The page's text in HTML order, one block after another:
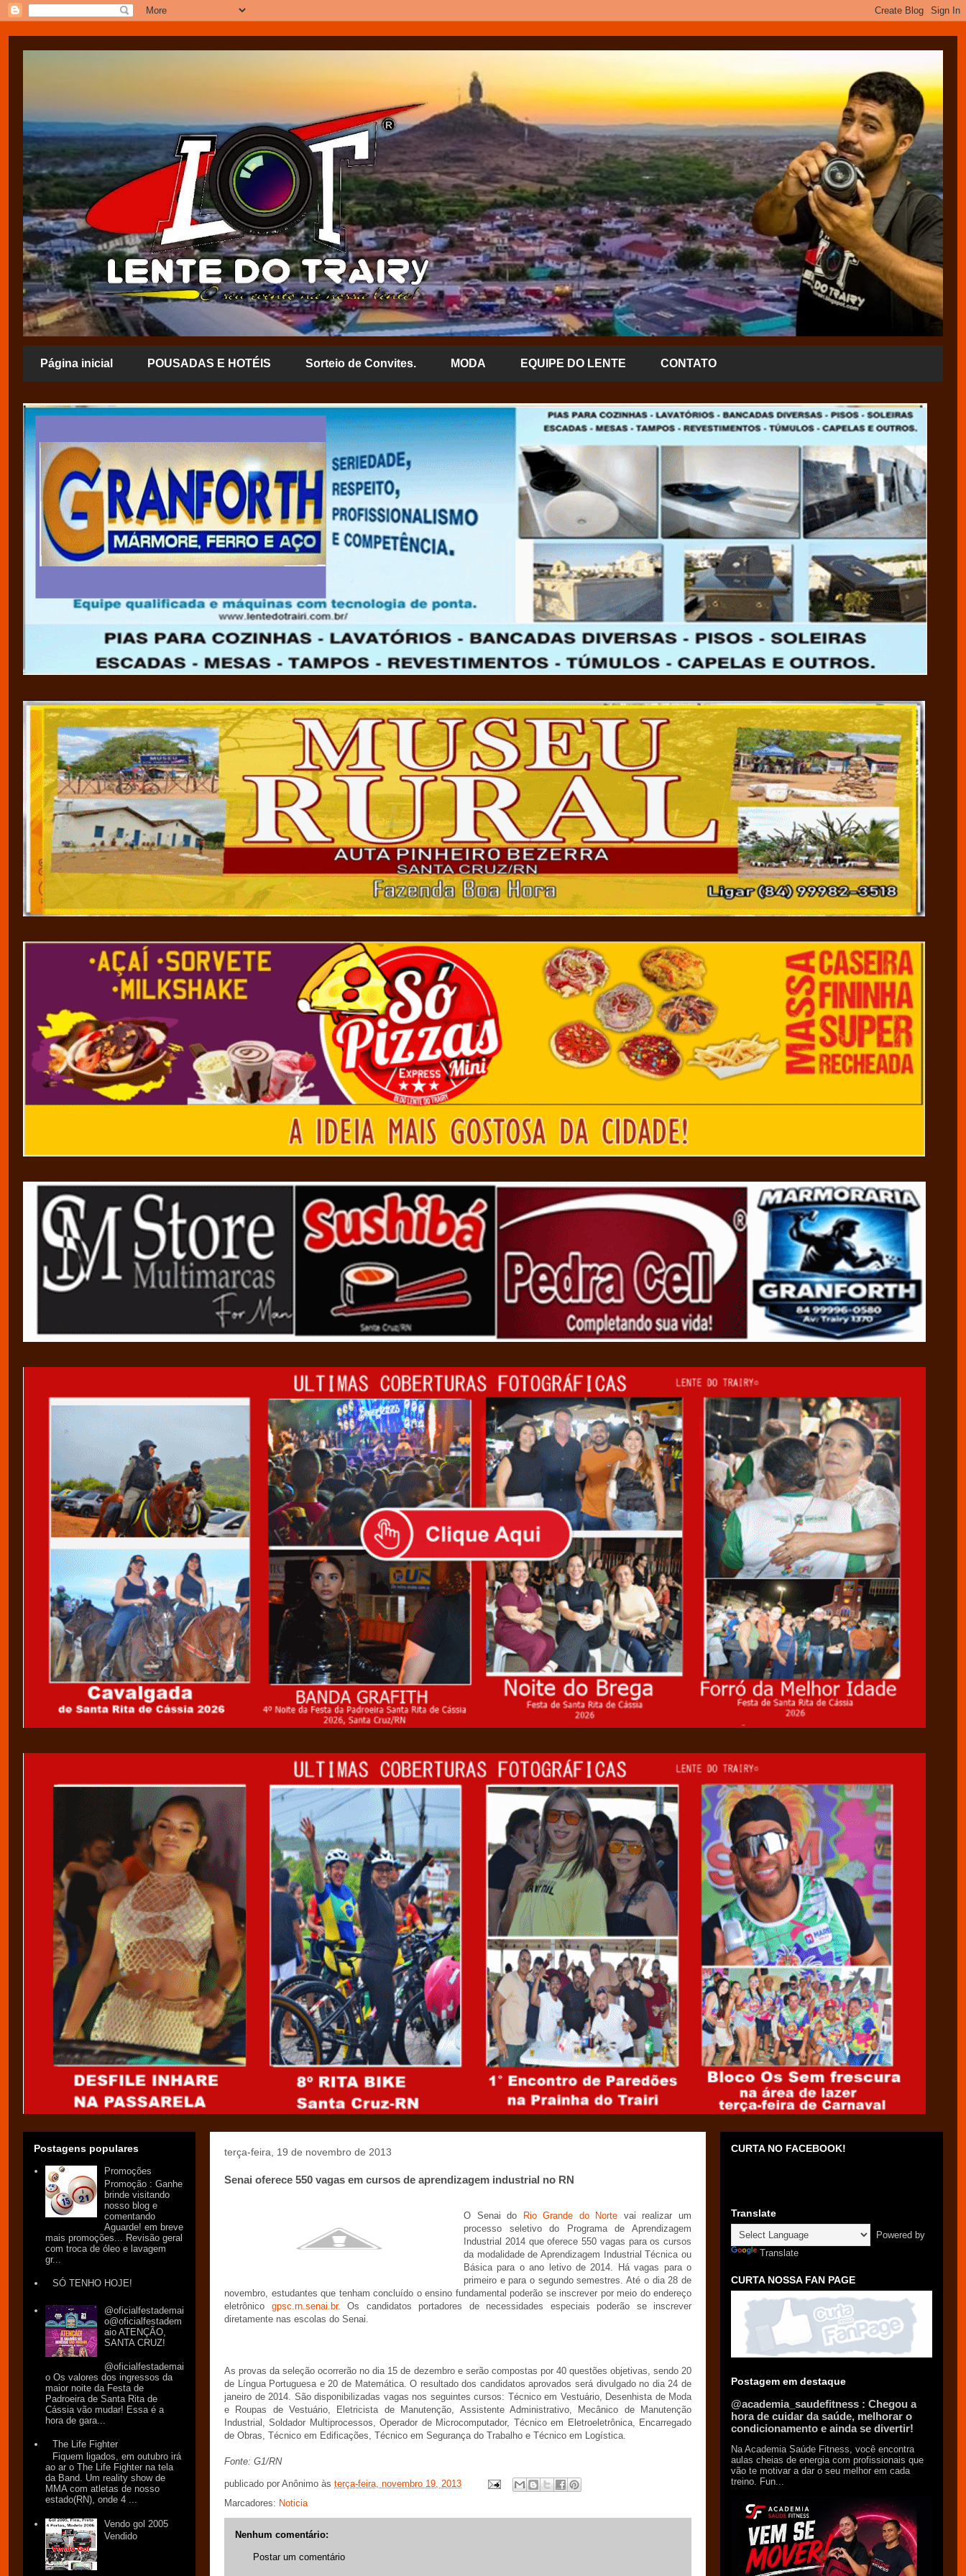
Página inicial POUSADAS E HOTÉIS Sorteio de Convites. MODA EQUIPE DO LENTE CONTATO
terça-feira, 19 de novembro de 2013
Senai oferece 550 vagas em cursos de aprendizagem industrial no RN
O Senai do Rio Grande do Norte vai realizar um
processo seletivo do Programa de Aprendizagem
Industrial 2014 que oferece 550 vagas para os cursos
da modalidade de Aprendizagem Industrial Técnica ou
Básica para o ano letivo de 2014. Há vagas para o
primeiro e para o segundo semestres. Até o dia 28 de
novembro, estudantes que tenham concluído o ensino fundamental poderão se inscrever por meio do endereço
eletrônico gpsc.rn.senai.br. Os candidatos portadores de necessidades especiais poderão se inscrever
diretamente nas escolas do Senai.
As provas da seleção ocorrerão no dia 15 de dezembro e serão compostas por 40 questões objetivas, sendo 20
de Língua Portuguesa e 20 de Matemática. O resultado dos candidatos aprovados será divulgado no dia 24 de
janeiro de 2014. São disponibilizadas vagas nos seguintes cursos: Técnico em Vestuário, Desenhista de Moda
e Roupas de Vestuário, Eletricista de Manutenção, Assistente Administrativo, Mecânico de Manutenção
Industrial, Soldador Multiprocessos, Operador de Microcomputador, Técnico em Eletroeletrônica, Encarregado
de Obras, Técnico em Edificações, Técnico em Segurança do Trabalho e Técnico em Logística.
Fonte: G1/RN
publicado por Anônimo às terça-feira, novembro 19, 2013
Marcadores: Noticia
Nenhum comentário:
Postar um comentário
Postagens populares
Promoções
Promoção : Ganhe
brinde visitando
nosso blog e
comentando
Aguarde! em breve
mais promoções... Revisão geral
com troca de óleo e lavagem
gr...
SÓ TENHO HOJE!
@oficialfestademai
o@oficialfestadem
aio ATENÇÃO,
SANTA CRUZ!
@oficialfestademai
o Os valores dos ingressos da
maior noite da Festa de
Padroeira de Santa Rita de
Cássia vão mudar! Essa é a
hora de gara...
The Life Fighter
Fiquem ligados, em outubro irá
ao ar o The Life Fighter na tela
da Band. Um reality show de
MMA com atletas de nosso
estado(RN), onde 4 ...
Vendo gol 2005
Vendido
CURTA NO FACEBOOK!
Translate
Powered by
Translate
CURTA NOSSA FAN PAGE
Postagem em destaque
@academia_saudefitness : Chegou a
hora de cuidar da saúde, melhorar o
condicionamento e ainda se divertir!
Na Academia Saúde Fitness, você encontra
aulas cheias de energia com profissionais que
vão te motivar a dar o seu melhor em cada
treino. Fun...